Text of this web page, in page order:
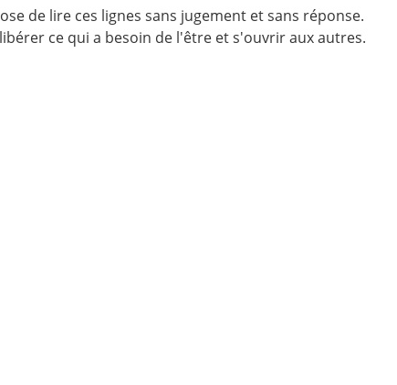
de lire ces lignes sans jugement et sans réponse.
ce qui a besoin de l'être et s'ouvrir aux autres.